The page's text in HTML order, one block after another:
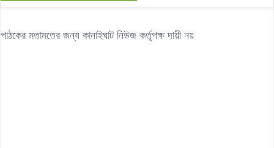
পাঠকের মতামতের জন্য কানাইঘাট নিউজ কর্তৃপক্ষ দায়ী নয়